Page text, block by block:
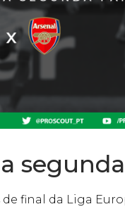
final da Liga